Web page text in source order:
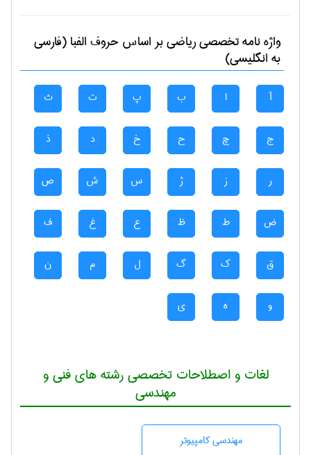
واژه نامه تخصصیرياضیبر اساس حروف الفبا (فارسی
به انگلیسی)
آ ا ب پ ت ث
ج چ ح خ د ذ
ر ز ژ س ش ص
ض ط ظ ع غ ف
ق ک گ ل م ن
و ه ی
لغات و اصطلاحات تخصصی رشته های فنی و
مهندسی
مهندسی كامپيوتر